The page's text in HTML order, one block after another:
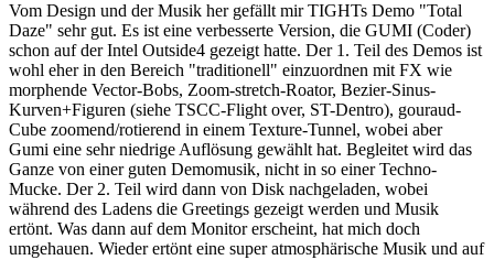
Vom Design und der Musik her gefällt mir TIGHTs Demo "Total
Daze" sehr gut. Es ist eine verbesserte Version, die GUMI (Coder)
schon auf der Intel Outside4 gezeigt hatte. Der 1. Teil des Demos ist
wohl eher in den Bereich "traditionell" einzuordnen mit FX wie
morphende Vector-Bobs, Zoom-stretch-Roator, Bezier-Sinus-
Kurven+Figuren (siehe TSCC-Flight over, ST-Dentro), gouraud-
Cube zoomend/rotierend in einem Texture-Tunnel, wobei aber
Gumi eine sehr niedrige Auflösung gewählt hat. Begleitet wird das
Ganze von einer guten Demomusik, nicht in so einer Techno-
Mucke. Der 2. Teil wird dann von Disk nachgeladen, wobei
während des Ladens die Greetings gezeigt werden und Musik
ertönt. Was dann auf dem Monitor erscheint, hat mich doch
umgehauen. Wieder ertönt eine super atmosphärische Musik und auf